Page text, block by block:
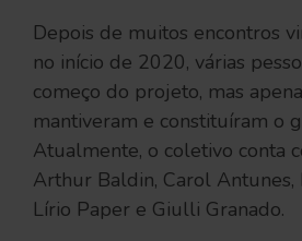
Depois de muitos encontros
no início de 2020, várias
começo do projeto, mas
mantiveram e constituíram o
Atualmente, o coletivo conta
Arthur Baldin, Carol Antunes,
Lírio Paper e Giulli Granado.